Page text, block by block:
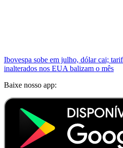
Ibovespa sobe em julho, dólar cai;
inalterados nos EUA balizam o mês
Baixe nosso app: